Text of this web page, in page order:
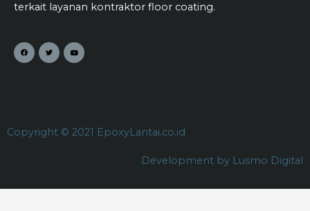
terkait layanan kontraktor floor coating.
Copyright © 2021 EpoxyLantai.co.id
Development by Lusmo Digital